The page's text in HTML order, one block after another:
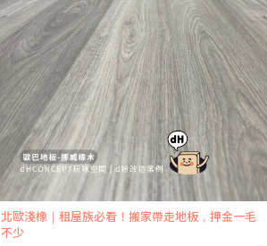
北歐淺橡｜租屋族必看！搬家帶走地板，押金一毛
不少